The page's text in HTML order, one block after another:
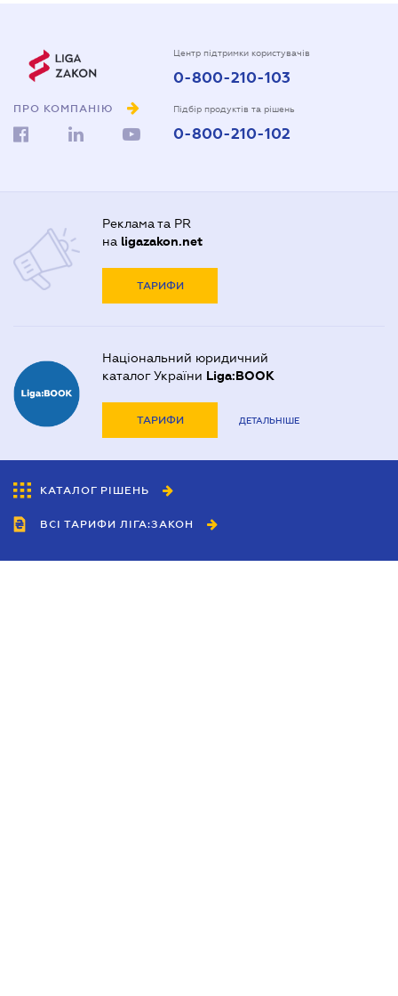
ПРО КОМПАНІЮ
Центр підтримки користувачів
0-800-210-103
Підбір продуктів та рішень
0-800-210-102
Реклама та PR
на ligazakon.net
ТАРИФИ
Національний юридичний
каталог України Liga:BOOK
ТАРИФИ ДЕТАЛЬНІШЕ
КАТАЛОГ РІШЕНЬ
ВСІ ТАРИФИ ЛІГА:ЗАКОН